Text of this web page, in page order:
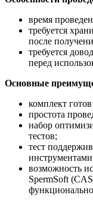
время
требуется
после
требуется
перед
Основные
комплект
простота
набор
тестов;
тест
возможность
SpermSoft